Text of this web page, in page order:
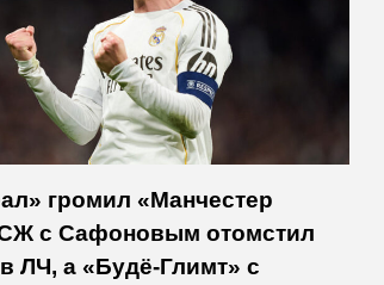
громил «Манчестер
с Сафоновым отомстил
ЛЧ, а «Будё-Глимт» с